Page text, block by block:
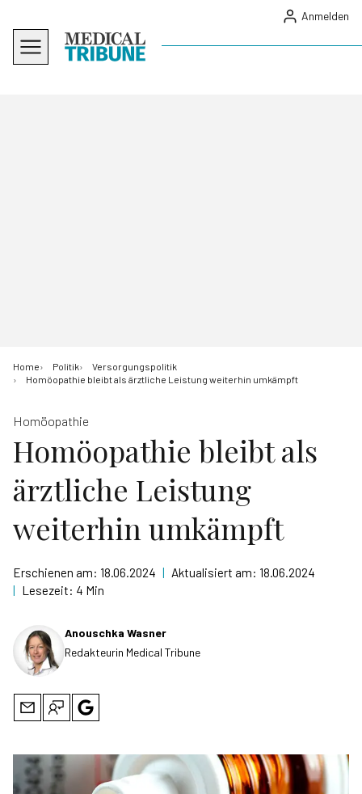
Anmelden
Home Politik
Versorgungspolitik
Homöopathie bleibt als ärztliche Leistung weiterhin umkämpft
Homöopathie
Homöopathie bleibt als
ärztliche Leistung
weiterhin umkämpft
Erschienen am: 18.06.2024 | Aktualisiert am: 18.06.2024
| Lesezeit: 4 Min
Anouschka Wasner
Redakteurin Medical Tribune